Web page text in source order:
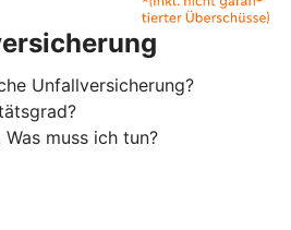
Unfallversicherung?
muss ich tun?